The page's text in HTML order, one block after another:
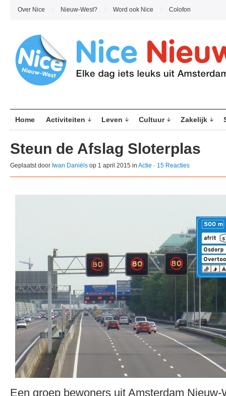
Over Nice Nieuw-West? Word ook Nice Colofon
Home Activiteiten Leven Cultuur Zakelijk
Steun de Afslag Sloterplas
Geplaatst door Iwan Daniëls op 1 april 2015 in Actie · 15 Reacties
Een groep bewoners uit Amsterdam Nieuw-